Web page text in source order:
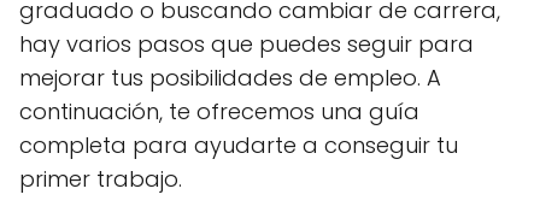
graduado o buscando cambiar de carrera,
hay varios pasos que puedes seguir para
mejorar tus posibilidades de empleo. A
continuación, te ofrecemos una guía
completa para ayudarte a conseguir tu
primer trabajo.